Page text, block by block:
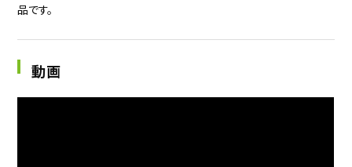
品です。
動画